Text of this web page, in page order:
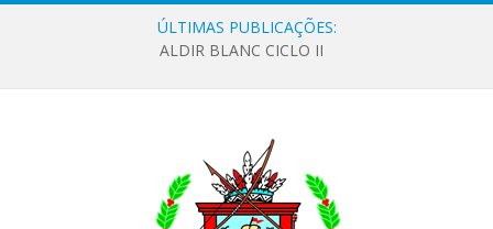
ÚLTIMAS PUBLICAÇÕES:
ALDIR BLANC CICLO II